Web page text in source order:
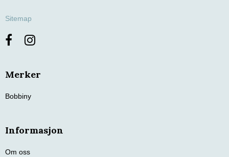
Sitemap
Merker
Bobbiny
Informasjon
Om oss